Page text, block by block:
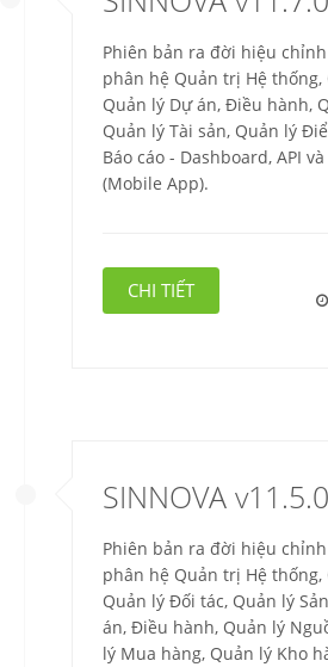
Phiên bản ra đời hiệu
phân hệ Quản trị Hệ thống,
Quản lý Dự án, Điều hành,
Quản lý Tài sản, Quản lý
Báo cáo - Dashboard,API
(Mobile App).
CHI TIẾT
SINNOVA v11.5.0
Phiên bản ra đời hiệu
phân hệ Quản trị Hệ thống,
Quản lý Đối tác, Quản lý
án, Điều hành, Quản lý
lý Mua hàng, Quản lý Kho